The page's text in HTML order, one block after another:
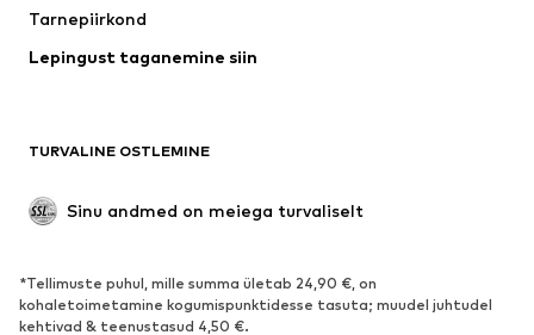
Pesu
Mantlid
Sündmused
JALANÕUD
Tarnepiirkond
Lepingust taganemine siin
TURVALINE OSTLEMINE
Sinu andmed on meiega turvaliselt
*Tellimuste puhul, mille summa ületab 24,90 €, on
kohaletoimetamine kogumispunktidesse tasuta; muudel juhtudel
kehtivad & teenustasud 4,50 €.